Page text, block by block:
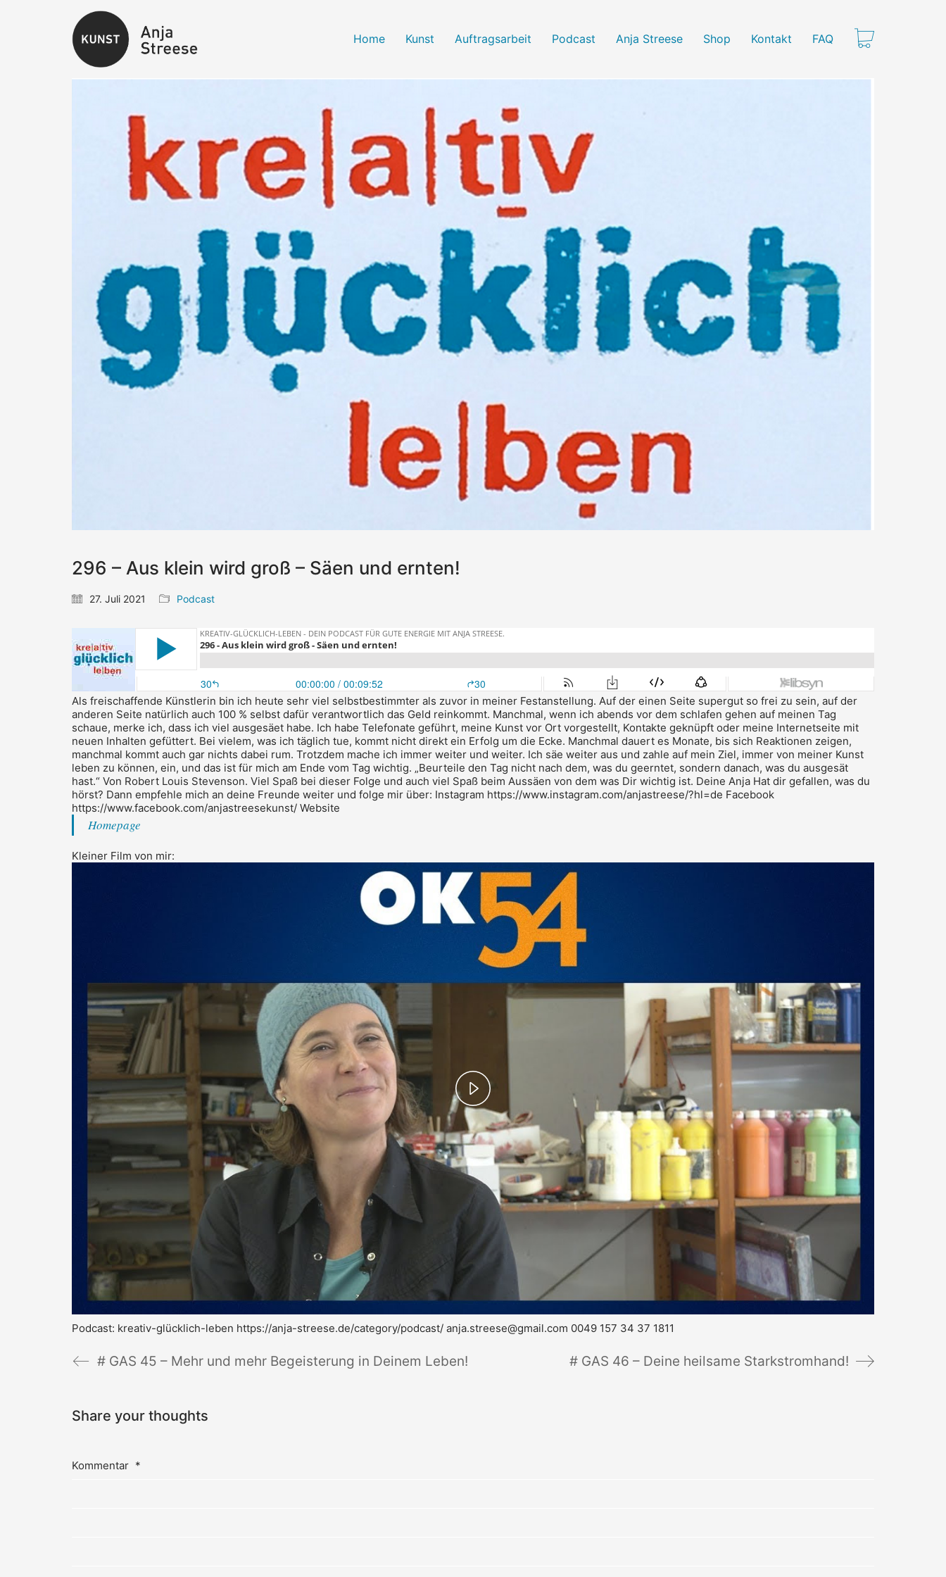
Home Kunst Auftragsarbeit Podcast Anja Streese Shop Kontakt FAQ
296 – Aus klein wird groß – Säen und ernten!
27. Juli 2021 Podcast
Als freischaffende Künstlerin bin ich heute sehr viel selbstbestimmter als zuvor in meiner Festanstellung. Auf der einen Seite supergut so frei zu sein, auf der
anderen Seite natürlich auch 100 % selbst dafür verantwortlich das Geld reinkommt. Manchmal, wenn ich abends vor dem schlafen gehen auf meinen Tag
schaue, merke ich, dass ich viel ausgesäet habe. Ich habe Telefonate geführt, meine Kunst vor Ort vorgestellt, Kontakte geknüpft oder meine Internetseite mit
neuen Inhalten gefüttert. Bei vielem, was ich täglich tue, kommt nicht direkt ein Erfolg um die Ecke. Manchmal dauert es Monate, bis sich Reaktionen zeigen,
manchmal kommt auch gar nichts dabei rum. Trotzdem mache ich immer weiter und weiter. Ich säe weiter aus und zahle auf mein Ziel, immer von meiner Kunst
leben zu können, ein, und das ist für mich am Ende vom Tag wichtig. „Beurteile den Tag nicht nach dem, was du geerntet, sondern danach, was du ausgesät
hast.“ Von Robert Louis Stevenson. Viel Spaß bei dieser Folge und auch viel Spaß beim Aussäen von dem was Dir wichtig ist. Deine Anja Hat dir gefallen, was du
hörst? Dann empfehle mich an deine Freunde weiter und folge mir über: Instagram https://www.instagram.com/anjastreese/?hl=de Facebook
https://www.facebook.com/anjastreesekunst/ Website
Homepage
Kleiner Film von mir:
Podcast: kreativ-glücklich-leben https://anja-streese.de/category/podcast/ anja.streese@gmail.com 0049 157 34 37 1811
# GAS 45 – Mehr und mehr Begeisterung in Deinem Leben! # GAS 46 – Deine heilsame Starkstromhand!
Share your thoughts
Kommentar *